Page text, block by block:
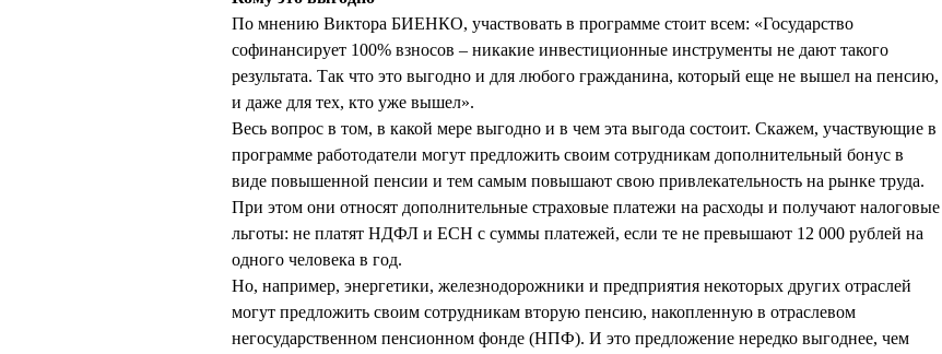
По мнению Виктора БИЕНКО, участвовать в программе стоит всем: «Государство
софинансирует 100% взносов – никакие инвестиционные инструменты не дают такого
результата. Так что это выгодно и для любого гражданина, который еще не вышел на пенсию,
и даже для тех, кто уже вышел».
Весь вопрос в том, в какой мере выгодно и в чем эта выгода состоит. Скажем, участвующие в
программе работодатели могут предложить своим сотрудникам дополнительный бонус в
виде повышенной пенсии и тем самым повышают свою привлекательность на рынке труда.
При этом они относят дополнительные страховые платежи на расходы и получают налоговые
льготы: не платят НДФЛ и ЕСН с суммы платежей, если те не превышают 12 000 рублей на
одного человека в год.
Но, например, энергетики, железнодорожники и предприятия некоторых других отраслей
могут предложить своим сотрудникам вторую пенсию, накопленную в отраслевом
негосударственном пенсионном фонде (НПФ). И это предложение нередко выгоднее, чем